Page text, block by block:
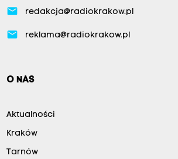
email redakcja@radiokrakow.pl
email reklama@radiokrakow.pl
O NAS
Aktualności
Kraków
Tarnów